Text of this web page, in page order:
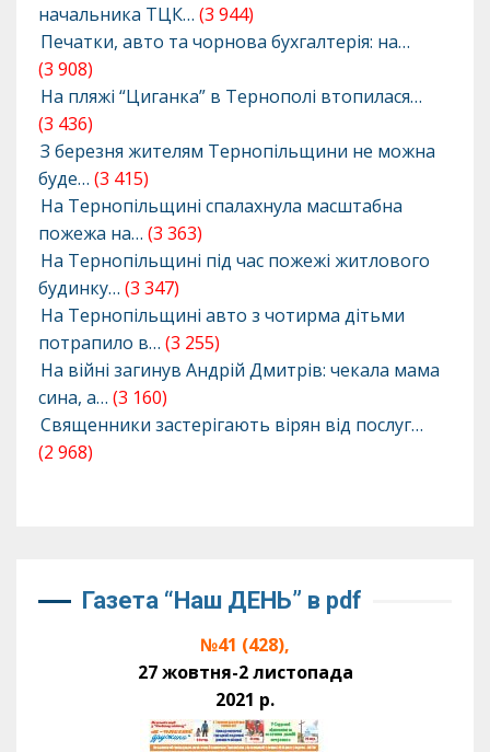
начальника ТЦК… (3 944)
Печатки, авто та чорнова бухгалтерія: на…
(3 908)
На пляжі “Циганка” в Тернополі втопилася…
(3 436)
З березня жителям Тернопільщини не можна
буде… (3 415)
На Тернопільщині спалахнула масштабна
пожежа на… (3 363)
На Тернопільщині під час пожежі житлового
будинку… (3 347)
На Тернопільщині авто з чотирма дітьми
потрапило в… (3 255)
На війні загинув Андрій Дмитрів: чекала мама
сина, а… (3 160)
Священники застерігають вірян від послуг…
(2 968)
Газета “Наш ДЕНЬ” в pdf
№41 (428),
27 жовтня-2 листопада
2021 р.